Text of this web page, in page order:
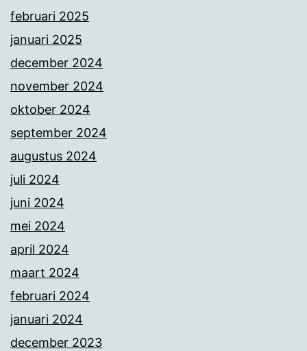
februari 2025
januari 2025
december 2024
november 2024
oktober 2024
september 2024
augustus 2024
juli 2024
juni 2024
mei 2024
april 2024
maart 2024
februari 2024
januari 2024
december 2023